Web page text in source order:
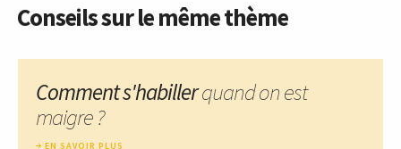
Conseils sur le même thème
Comment s'habillerquand on est
maigre ?
EN SAVOIR PLUS